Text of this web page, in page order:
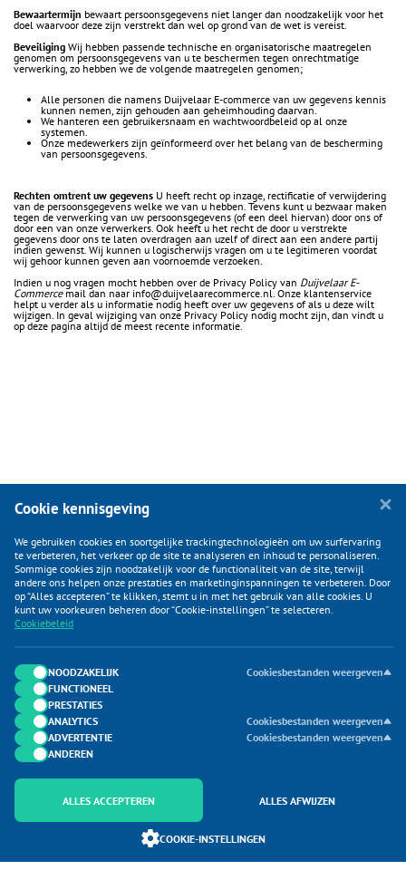
Bewaartermijn bewaart persoonsgegevens niet langer dan noodzakelijk voor het
doel waarvoor deze zijn verstrekt dan wel op grond van de wet is vereist.
Beveiliging Wij hebben passende technische en organisatorische maatregelen
genomen om persoonsgegevens van u te beschermen tegen onrechtmatige
verwerking, zo hebben we de volgende maatregelen genomen;
Alle personen die namens Duijvelaar E-commerce van uw gegevens kennis
kunnen nemen, zijn gehouden aan geheimhouding daarvan.
We hanteren een gebruikersnaam en wachtwoordbeleid op al onze
systemen.
Onze medewerkers zijn geïnformeerd over het belang van de bescherming
van persoonsgegevens.
Rechten omtrent uw gegevens U heeft recht op inzage, rectificatie of verwijdering
van de persoonsgegevens welke we van u hebben. Tevens kunt u bezwaar maken
tegen de verwerking van uw persoonsgegevens (of een deel hiervan) door ons of
door een van onze verwerkers. Ook heeft u het recht de door u verstrekte
gegevens door ons te laten overdragen aan uzelf of direct aan een andere partij
indien gewenst. Wij kunnen u logischerwijs vragen om u te legitimeren voordat
wij gehoor kunnen geven aan voornoemde verzoeken.
Indien u nog vragen mocht hebben over de Privacy Policy van Duijvelaar E-
Commerce mail dan naar info@duijvelaarecommerce.nl. Onze klantenservice
helpt u verder als u informatie nodig heeft over uw gegevens of als u deze wilt
wijzigen. In geval wijziging van onze Privacy Policy nodig mocht zijn, dan vindt u
op deze pagina altijd de meest recente informatie.
KLANTENSERVICE
CATEGORIEËN
DUIJVELAAR E-COMMERCE
CONTACTEN
Onderdeel van Duijvelaar E-commerce
Cookie kennisgeving
We gebruiken cookies en soortgelijke trackingtechnologieën om uw surfervaring
te verbeteren, het verkeer op de site te analyseren en inhoud te personaliseren.
Sommige cookies zijn noodzakelijk voor de functionaliteit van de site, terwijl
andere ons helpen onze prestaties en marketinginspanningen te verbeteren. Door
op “Alles accepteren” te klikken, stemt u in met het gebruik van alle cookies. U
kunt uw voorkeuren beheren door “Cookie-instellingen” te selecteren.
Cookiebeleid
NOODZAKELIJK
Cookiesbestanden weergeven
FUNCTIONEEL
PRESTATIES
ANALYTICS
Cookiesbestanden weergeven
ADVERTENTIE
Cookiesbestanden weergeven
ANDEREN
ALLES ACCEPTEREN ALLES AFWIJZEN
COOKIE-INSTELLINGEN